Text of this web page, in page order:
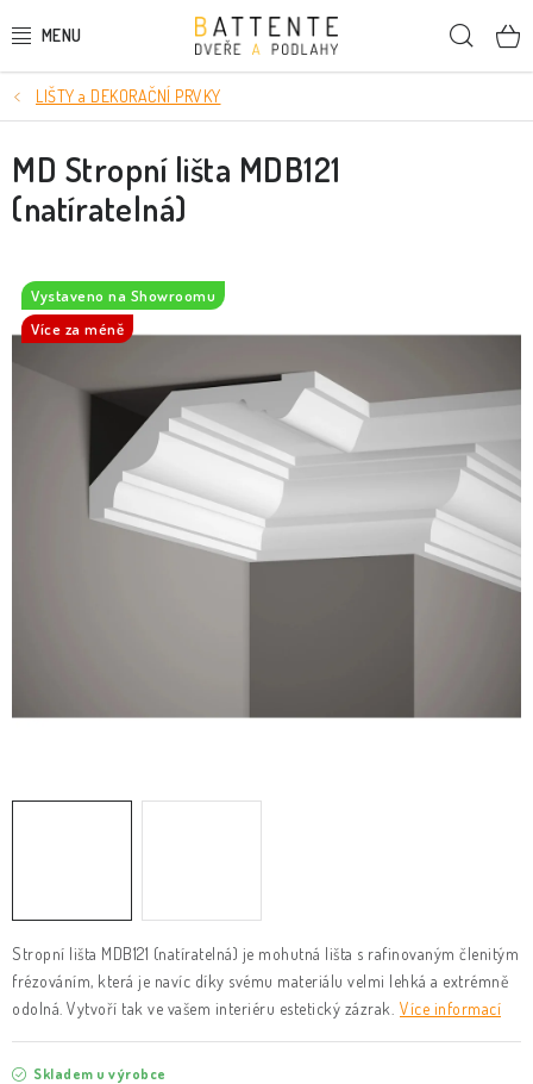
na
DVEŘE
SMRKOVÉ DVEŘE
PODLAHY
LIŠTY A DEKORAČNÍ PRVKY
NÁSTĚNNÉ PANELY
STAVEBNÍ POUZDRA
KLIKY & KOVÁNÍ
LIŠTY a DEKORAČNÍ PRVKY
Stropní lišta MDB121 (natíratelná) je mohutná lišta s rafinovaným členitým
frézováním, která je navíc díky svému materiálu velmi lehká a extrémně
odolná. Vytvoří tak ve vašem interiéru estetický zázrak. Více informací
Skladem u výrobce
MD Stropní lišta MDB121
(natíratelná)
Vystaveno na Showroomu
Více za méně